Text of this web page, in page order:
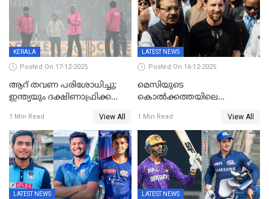
KERALA
Posted On 17-12-2025
ആറ് തവണ പരിശോധിച്ചു;
ഇന്ത്യയും ദക്ഷിണാഫ്രിക്കയും
ഉപേക്ഷിച്ചു
1 Min Read View All
LATEST NEWS
Posted On 16-12-2025
മെസിയുടെ
കൊൽക്കത്തയിലെ
സംഘർഷം: കായിക മന്ത്രി
അരൂപ് ബിശ്വാസ് രാജിവച്ചു
1 Min Read View All
LATEST NEWS LATEST NEWS